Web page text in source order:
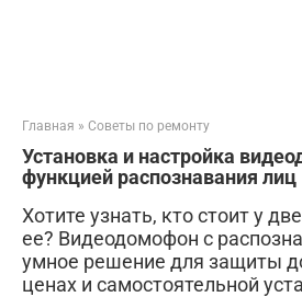
Главная » Советы по ремонту
Установка и настройка
функцией распознавания лиц
Хотите узнать, кто стоит у
ее? Видеодомофон с
умное решение для защиты
ценах и самостоятельной